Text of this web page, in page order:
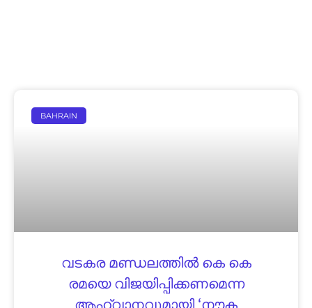
BAHRAIN
വടകര മണ്ഡലത്തിൽ കെ കെ
രമയെ വിജയിപ്പിക്കണമെന്ന